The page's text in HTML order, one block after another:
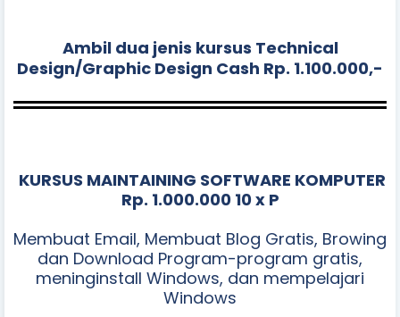
Ambil dua jenis kursus Technical
Design/Graphic Design Cash Rp. 1.100.000,-
KURSUS MAINTAINING SOFTWARE KOMPUTER
Rp. 1.000.000 10 x P
Membuat Email, Membuat Blog Gratis, Browing
dan Download Program-program gratis,
meninginstall Windows, dan mempelajari
Windows